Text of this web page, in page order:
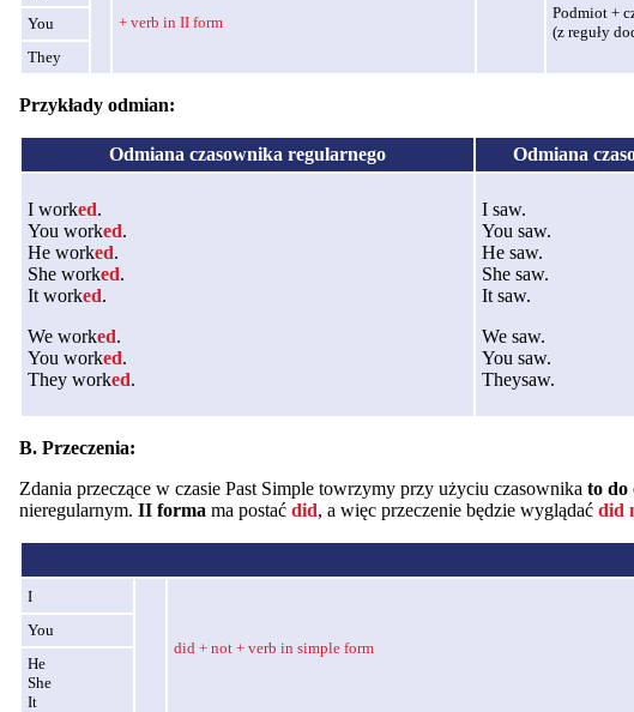
+ verb in II form
Podmiot +
(z reguły
You
They
Przykłady odmian:
Odmiana czasownika regularnego Odmiana
I worked.
You worked.
He worked.
She worked.
It worked.
We worked.
You worked.
They worked.
I saw.
You saw.
He saw.
She saw.
It saw.
We saw.
You saw.
Theysaw.
B. Przeczenia:
Zdania przeczące w czasie Past Simple towrzymy przy użyciu czasownika to do
nieregularnym. II forma ma postać did, a więc przeczenie będzie wyglądać did
I
did + not + verb in simple form
You
He
She
It